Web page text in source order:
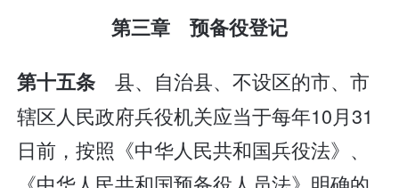
第三章 预备役登记
第十五条县、自治县、不设区的市、市
辖区人民政府兵役机关应当于每年10月31
日前，按照《中华人民共和国兵役法》、